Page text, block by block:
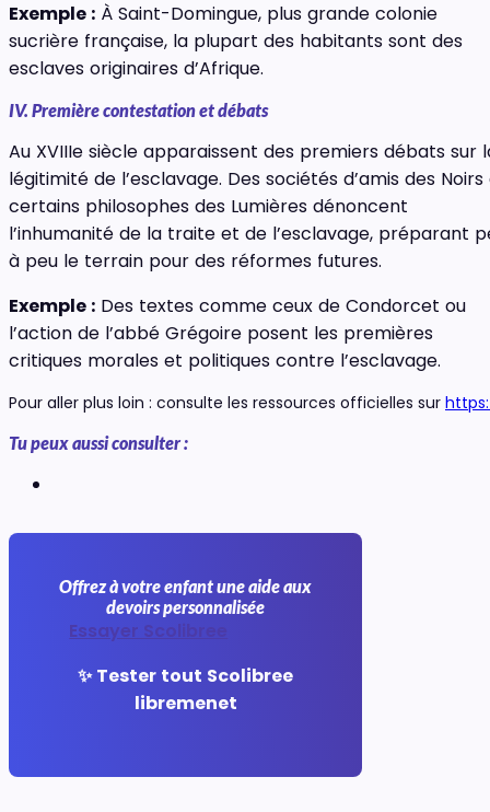
Exemple : À Saint-Domingue, plus grande colonie
sucrière française, la plupart des habitants sont des
esclaves originaires d’Afrique.
IV. Première contestation et débats
Au XVIIIe siècle apparaissent des premiers débats sur
légitimité de l’esclavage. Des sociétés d’amis des Noirs
certains philosophes des Lumières dénoncent
l’inhumanité de la traite et de l’esclavage, préparant
à peu le terrain pour des réformes futures.
Exemple : Des textes comme ceux de Condorcet ou
l’action de l’abbé Grégoire posent les premières
critiques morales et politiques contre l’esclavage.
Pour aller plus loin : consulte les ressources officielles sur
Tu peux aussi consulter :
Offrez à votre enfant une aide aux
devoirs personnalisée
Essayer Scolibree
✨ Tester tout Scolibree
libremenet